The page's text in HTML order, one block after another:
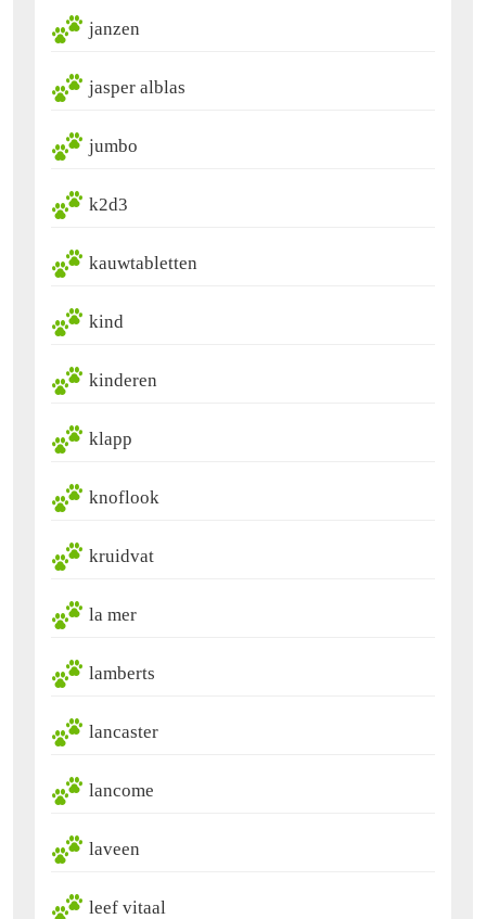
janzen
jasper alblas
jumbo
k2d3
kauwtabletten
kind
kinderen
klapp
knoflook
kruidvat
la mer
lamberts
lancaster
lancome
laveen
leef vitaal